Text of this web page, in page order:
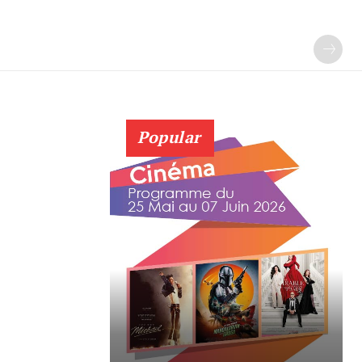
Popular